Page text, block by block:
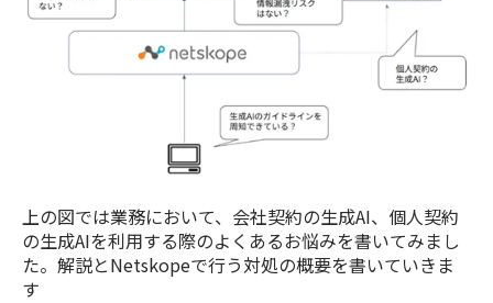
上の図では業務において、会社契約の生成AI、個人契約
の生成AIを利用する際のよくあるお悩みを書いてみまし
た。解説とNetskopeで行う対処の概要を書いていきま
す